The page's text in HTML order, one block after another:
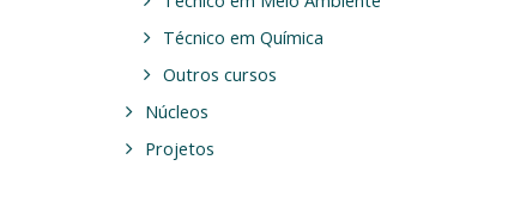
Técnico em Química
Outros cursos
Núcleos
Projetos